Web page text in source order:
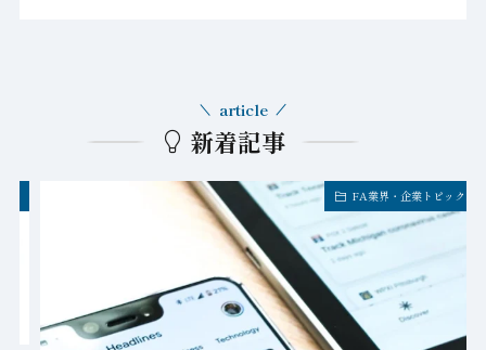
新着記事
article
FA業界・企業トピックス